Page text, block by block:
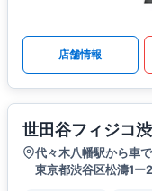
店舗情報
世田谷フィジコ
代々木八幡駅から車
東京都渋谷区松濤1ー